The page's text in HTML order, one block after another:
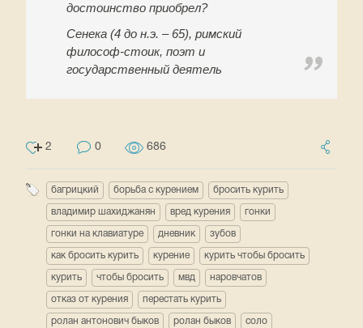
достоинство приобрел?
Сенека (4 до н.э. – 65), римский
философ-стоик, поэт и
государственный деятель
2 0 686
багрицкий борьба с курением бросить курить
владимир шахиджанян вред курения гонки
гонки на клавиатуре дневник зубов
как бросить курить курение курить чтобы бросить
курить чтобы бросить мвд наровчатов
отказ от курения перестать курить
ролан антонович быков ролан быков соло